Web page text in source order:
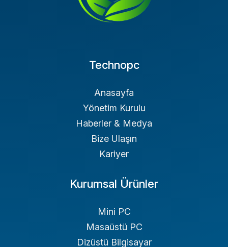
Technopc
Anasayfa
Yönetim Kurulu
Haberler & Medya
Bize Ulaşın
Kariyer
Kurumsal Ürünler
Mini PC
Masaüstü PC
Dizüstü Bilgisayar